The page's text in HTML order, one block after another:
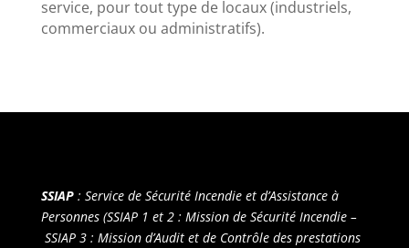
service, pour tout type de locaux (industriels,
commerciaux ou administratifs).
SSIAP: Service de Sécurité Incendie et d’Assistance à
Personnes (SSIAP 1 et 2 : Mission de Sécurité Incendie –
SSIAP 3 : Mission d’Audit et de Contrôle des prestations